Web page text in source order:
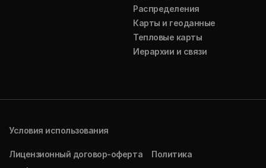
Распределения
Карты и геоданные
Тепловые карты
Иерархии и связи
Условия использования
Лицензионный договор-оферта
Политика